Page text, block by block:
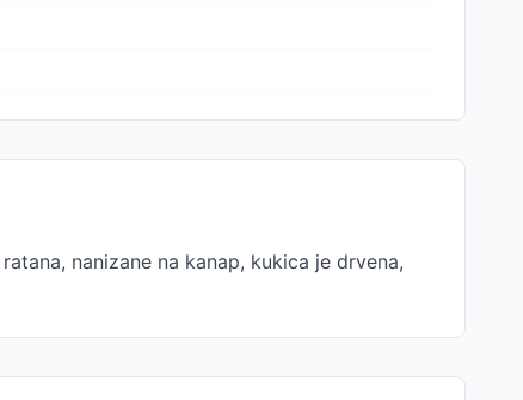
nanizane na kanap, kukica je drvena,